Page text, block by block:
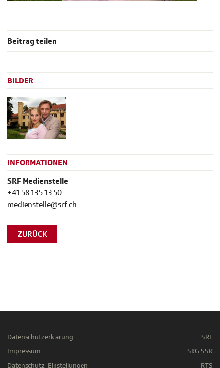
Beitrag teilen
BILDER
INFORMATIONEN
SRF Medienstelle
+41 58 135 13 50
medienstelle@srf.ch
ZURÜCK
Datenschutzerklärung
Impressum
Datenschutz-Einstellungen
SRF
SRG SSR
RTS